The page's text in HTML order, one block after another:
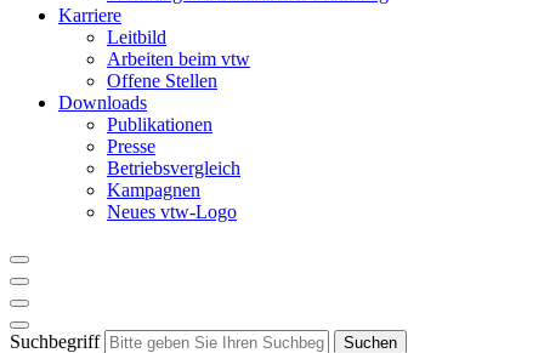
Karriere
Leitbild
Arbeiten beim vtw
Offene Stellen
Downloads
Publikationen
Presse
Betriebsvergleich
Kampagnen
Neues vtw-Logo
Suchbegriff Suchen